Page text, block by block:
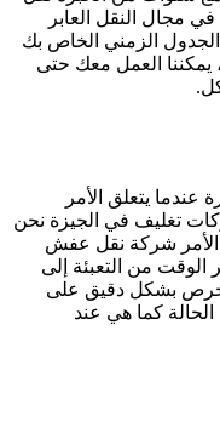
مجال النقل العابر
الجدول الزمني الخاص بك
يمكننا العمل معك حتى
عندما يتعلق الأمر
تغليف في الجيزة نحن
الأمر شركة نقل عفش
الوقت من التعبئة إلى
نحرص بشكل دقيق على
كما هي عند